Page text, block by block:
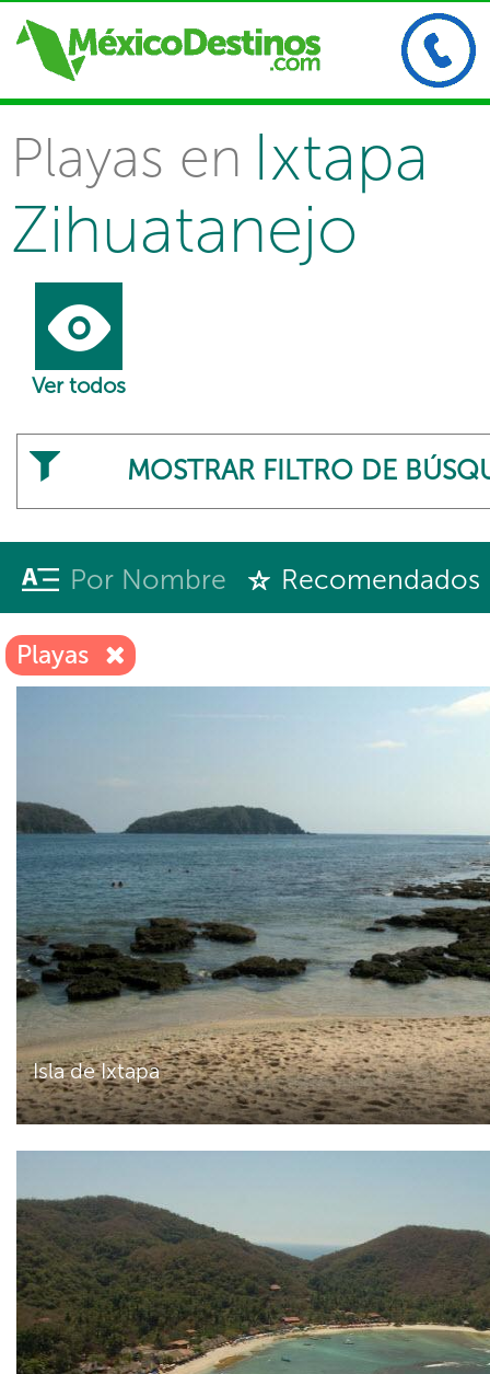
Playas en Ixtapa
Zihuatanejo
Ver todos
MOSTRAR FILTRO DE
Por Nombre Recomendados
Playas
Isla de Ixtapa